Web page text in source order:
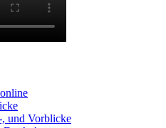
und Vorblicke